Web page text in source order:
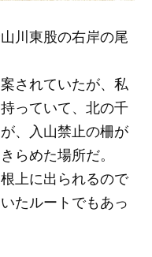
川東股の右岸の尾
されていたが、私
っていて、北の千
、入山禁止の柵が
らめた場所だ。
上に出られるので
たルートでもあっ